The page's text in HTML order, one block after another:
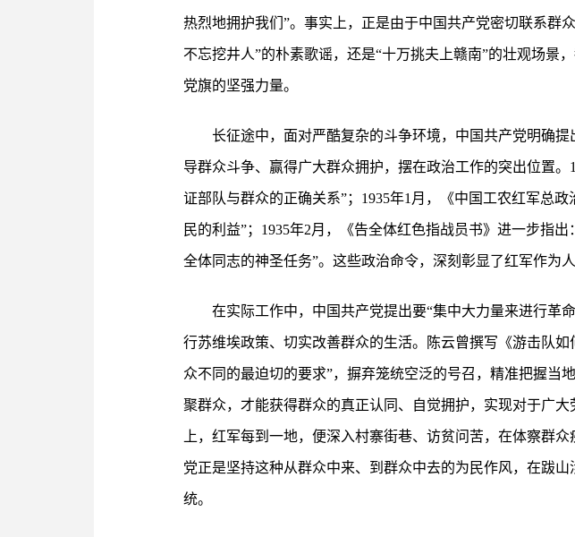
热烈地拥护我们”。事实上，正是由于中国共产党密切联系群
不忘挖井人”的朴素歌谣，还是“十万挑夫上赣南”的壮观场景
党旗的坚强力量。
长征途中，面对严酷复杂的斗争环境，中国共产党明确
导群众斗争、赢得广大群众拥护，摆在政治工作的突出位置
证部队与群众的正确关系”；1935年1月，《中国工农红军总
民的利益”；1935年2月，《告全体红色指战员书》进一步指
全体同志的神圣任务”。这些政治命令，深刻彰显了红军作为
在实际工作中，中国共产党提出要“集中大力量来进行革
行苏维埃政策、切实改善群众的生活。陈云曾撰写《游击队
众不同的最迫切的要求”，摒弃笼统空泛的号召，精准把握当
聚群众，才能获得群众的真正认同、自觉拥护，实现对于广
上，红军每到一地，便深入村寨街巷、访贫问苦，在体察群
党正是坚持这种从群众中来、到群众中去的为民作风，在跋
统。